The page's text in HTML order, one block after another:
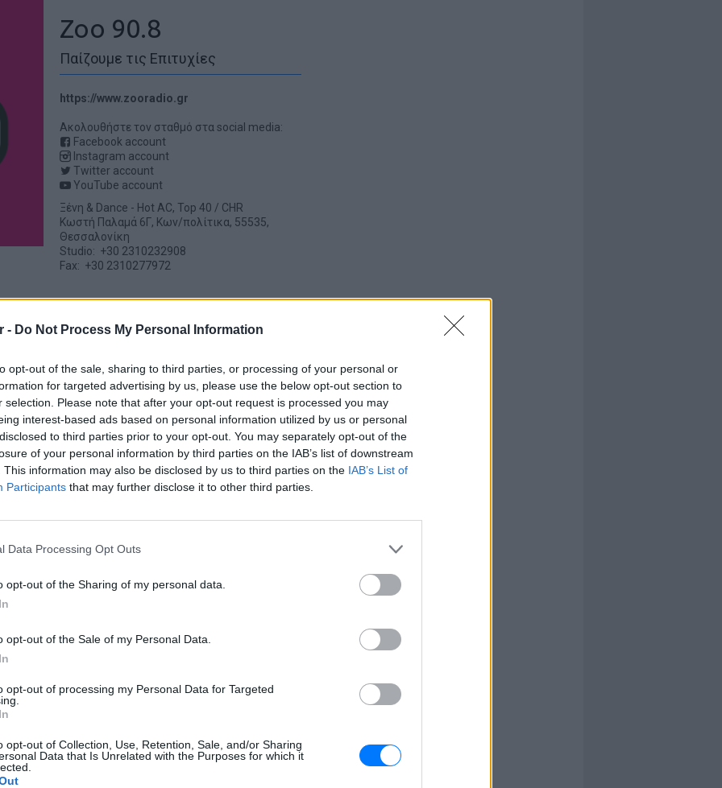
- Do Not Process My Personal Information
opt-out of the sale, sharing to third parties, or processing of your personal or
for targeted advertising by us, please use the below opt-out section to
selection. Please note that after your opt-out request is processed you may
interest-based ads based on personal information utilized by us or personal
to third parties prior to your opt-out. You may separately opt-out of the
of your personal information by third parties on the IAB’s list of downstream
This information may also be disclosed by us to third parties on the IAB’s List of
Participants that may further disclose it to other third parties.
Data Processing Opt Outs
opt-out of the Sharing of my personal data.
opt-out of the Sale of my Personal Data.
opt-out of processing my Personal Data for Targeted
opt-out of Collection, Use, Retention, Sale, and/or Sharing
Data that Is Unrelated with the Purposes for which it
Zoo 90.8
Παίζουμε τις Επιτυχίες
https://www.zooradio.gr
Ακολουθήστε τον σταθμό στα social media:
Facebook account
Instagram account
Twitter account
YouTube account
Ξένη & Dance - Hot AC, Top 40 / CHR
Κωστή Παλαμά 6Γ, Κων/πολίτικα, 55535,
Θεσσαλονίκη
Studio: +30 2310232908
Fax: +30 2310277972
πιο Happy παραγωγούς, ο ZΟΟ 90.8 είναι το Νο1
Η πιο pop παρέα του ΖΟΟ 90.8 παίζει τις
με Bill Nakis and the Boss Crew In The Morning.
πιο προβληματικό show της πόλης με τους
και μέσα από το E-Radio.gr.
Crew In The Morning (Bill Nakis, Θοδωρής Σκατζ,
Κεχαγιάς, Βασίλης Βαρσάμης, Κατερίνα
(Εύα Συμεωνίδου)
Σοφιανίδης)
(Bill Nakis)
Βαρσάμης)
Van Buuren